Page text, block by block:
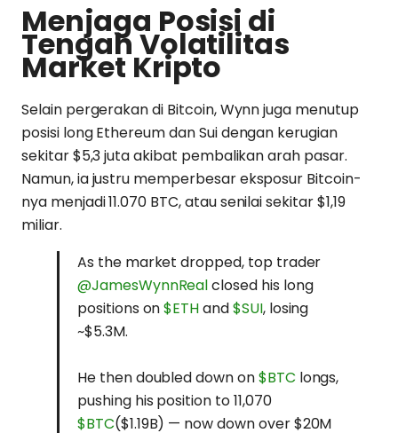
Menjaga Posisi di
Tengah Volatilitas
Market Kripto
Selain pergerakan di Bitcoin, Wynn juga menutup
posisi long Ethereum dan Sui dengan kerugian
sekitar $5,3 juta akibat pembalikan arah pasar.
Namun, ia justru memperbesar eksposur Bitcoin-
nya menjadi 11.070 BTC, atau senilai sekitar $1,19
miliar.
As the market dropped, top trader
@JamesWynnRealclosed his long
positions on$ETHand$SUI, losing
~$5.3M.
He then doubled down on$BTC longs,
pushing his position to 11,070
$BTC($1.19B) — now down over $20M